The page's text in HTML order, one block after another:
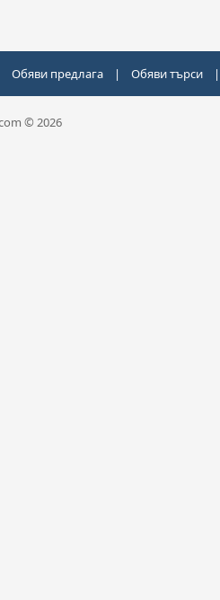
Обяви предлага | Обяви търси |
© 2026